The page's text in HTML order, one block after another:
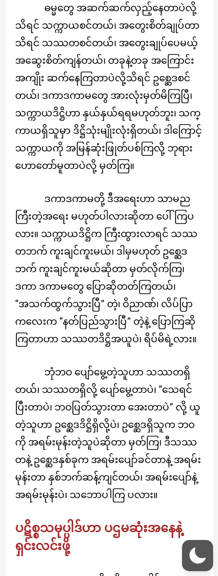
ဓမ္မတွေ အဆက်ဆက်လှည့်နေတာပဲလို့
သိရင် သက္ကာယစင်တယ်၊ အတွေးစိတ်ချုပ်တာ
သိရင် သဿတစင်တယ်၊ အတွေးချုပ်ပေမယ့်
အဆွေးစိတ်ကျန်တယ်၊ တခုနဲ့တခု အကြောင်း
အကျိုး ဆက်နေကြတာပဲလို့သိရင် ဥစ္ဆေဒစင်
တယ်၊ ဒကာဒကာမတွေ အားလုံးမှတ်မိကြပြီ၊
သက္ကာယဒိဋ္ဌိဟာ နှယ်နှယ်ရရမဟုတ်ဘူး၊ သက္
ကာယရှိသူမှာ ဒိဋ္ဌိသုံးမျိုးလုံးရှိတယ်၊ ဒါကြောင့်
သက္ကာယကို အမြန်ဆုံးဖြုတ်ပစ်ကြလို့ ဘုရား
ဟောတော်မူတာပဲလို့ မှတ်ကြ။
ဒကာဒကာမတို့ ဒီအရေးဟာ သာမည
ကြီးတဲ့အရေး မဟုတ်ပါလားဆိုတာ ပေါ်ကြပ
လား။ သက္ကာယဒိဋ္ဌိက ကြီးထွားလာရင် သဿ
တဘက် ကူးချင်ကူးမယ်၊ ဒါမှမဟုတ် ဥစ္ဆေဒ
ဘက် ကူးချင်ကူးမယ်ဆိုတာ မှတ်လိုက်ကြ၊
ဒကာ ဒကာမတွေ ပြောဆိုတတ်ကြတယ်၊
“အသက်ထွက်သွားပြီ” တဲ့၊ ဝိညာဏ်၊ လိပ်ပြာ
ကလေးက “နတ်ပြည်သွားပြီ” တဲ့နဲ့ ပြောကြဆို
ကြတာဟာ သဿတဒိဋ္ဌိအယူပဲ၊ ရိပ်မိရဲ့လား။
ဘုံဘဝ ပျော်မွေ့တဲ့သူဟာ သဿတရှိ
တယ်၊ သဿတရှိလို့ ပျော်မွေ့တာပဲ၊ “သေရင်
ပြီးတာပဲ၊ ဘဝပြတ်သွားတာ အေးတာပဲ” လို့ ယူ
တဲ့သူဟာ ဥစ္ဆေဒဒိဋ္ဌိရှိလို့ပဲ၊ ဥစ္ဆေဒရှိသူက ဘဝ
ကို အရမ်းမုန်းတဲ့သူပဲဆိုတာ မှတ်ကြ၊ ဒီသဿ
တနဲ့ ဥစ္ဆေဒနှစ်ခုက အရမ်းပျော်ခင်တာနဲ့ အရမ်း
မုန်းတာ နှစ်ဘက်ဆန့်ကျင်တယ်၊ အရမ်းပျော်နဲ့
အရမ်းမုန်းပဲ၊ သဘောပါကြ ပလား။
ပဋိစ္စသမုပ္ပါဒ်ဟာ ပဌမဆုံးအနေနဲ့
ရှင်းလင်းဖို့